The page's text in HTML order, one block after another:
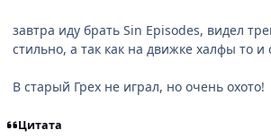
завтра иду брать Sin Episodes, видел
стильно, а так как на движке халфы то
В старый Грех не играл, но очень охото!
Цитата